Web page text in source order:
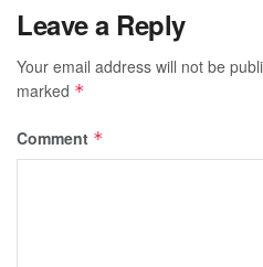
Leave a Reply
Your email address will not be
marked *
Comment *